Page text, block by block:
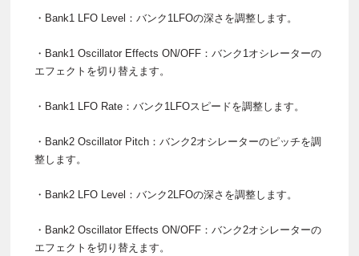
・Bank1 LFO Level：バンク1LFOの深さを調整します。
・Bank1 Oscillator Effects ON/OFF：バンク1オシレーターの
エフェクトを切り替えます。
・Bank1 LFO Rate：バンク1LFOスピードを調整します。
・Bank2 Oscillator Pitch：バンク2オシレーターのピッチを調
整します。
・Bank2 LFO Level：バンク2LFOの深さを調整します。
・Bank2 Oscillator Effects ON/OFF：バンク2オシレーターの
エフェクトを切り替えます。